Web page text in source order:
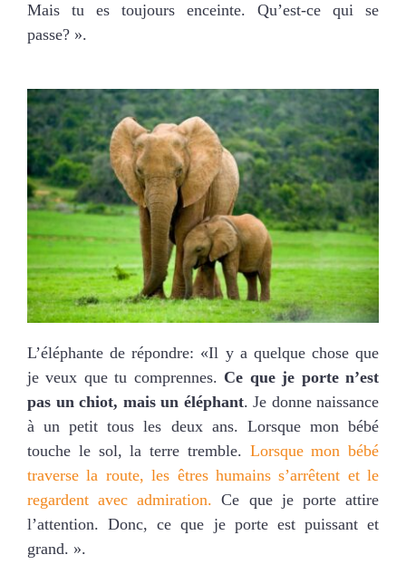
Mais tu es toujours enceinte. Qu’est-ce qui se
passe? ».
L’éléphante de répondre: «Il y a quelque chose que
je veux que tu comprennes. Ce que je porte n’est
pas un chiot, mais un éléphant. Je donne naissance
à un petit tous les deux ans. Lorsque mon bébé
touche le sol, la terre tremble. Lorsque mon bébé
traverse la route, les êtres humains s’arrêtent et le
regardent avec admiration. Ce que je porte attire
l’attention. Donc, ce que je porte est puissant et
grand. ».